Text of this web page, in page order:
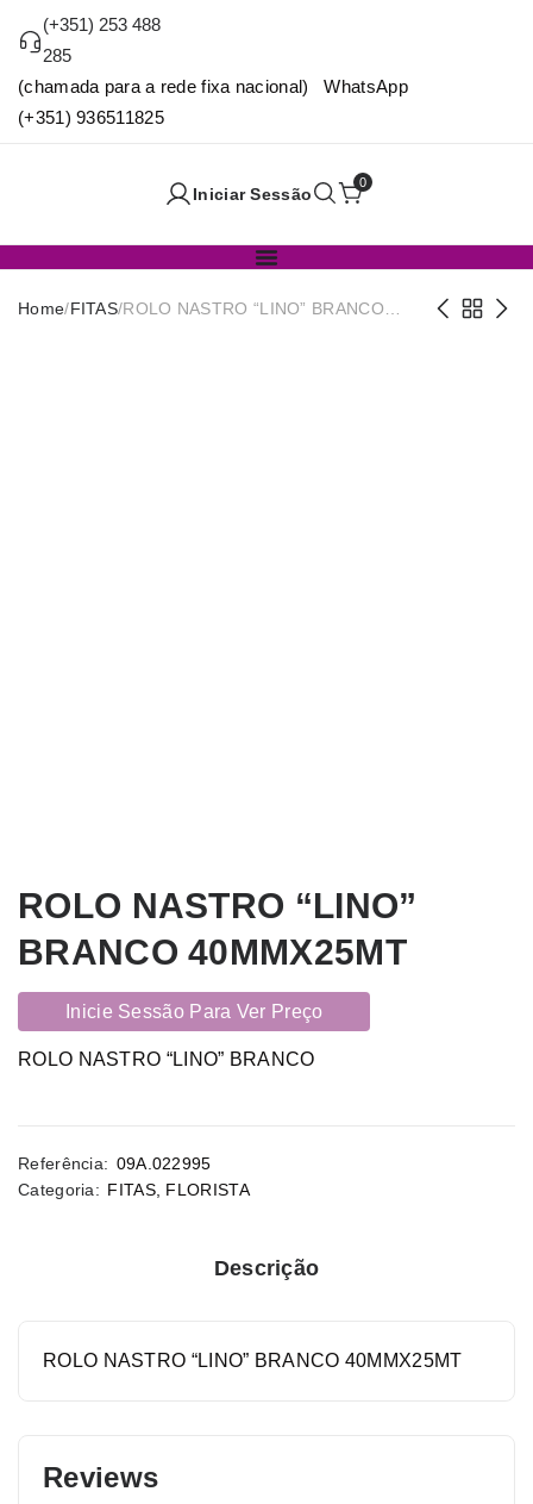
(+351) 253 488
285
(chamada para a rede fixa nacional) WhatsApp
(+351) 936511825
Iniciar Sessão
0
Home/FITAS/ROLO NASTRO “LINO” BRANCO
ROLO NASTRO “LINO”
BRANCO 40MMX25MT
Inicie Sessão Para Ver Preço
ROLO NASTRO “LINO” BRANCO
Referência: 09A.022995
Categoria: FITAS, FLORISTA
Descrição
ROLO NASTRO “LINO” BRANCO 40MMX25MT
Reviews